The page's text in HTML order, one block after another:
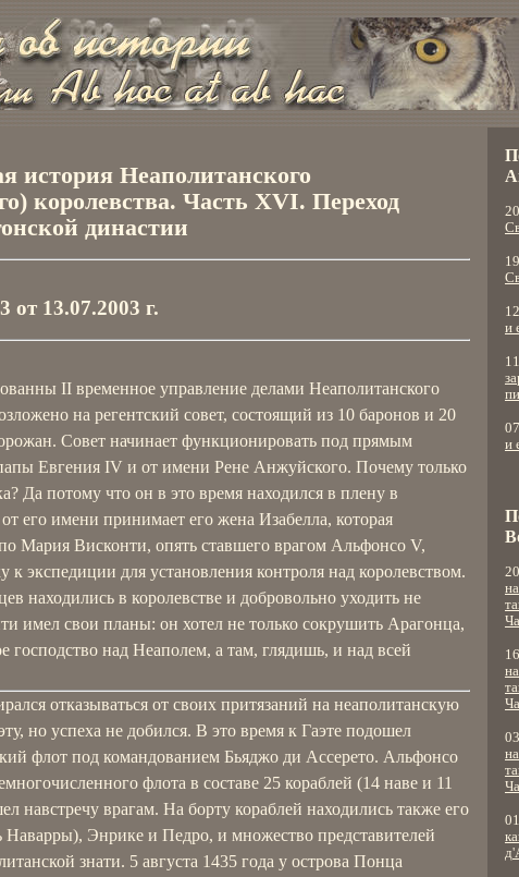
история Неаполитанского
королевства. Часть XVI. Переход
династии
13.07.2003 г.
II временное управление делами Неаполитанского
на регентский совет, состоящий из 10 баронов и 20
Совет начинает функционировать под прямым
Евгения IV и от имени Рене Анжуйского. Почему только
Да потому что он в это время находился в плену в
его имени принимает его жена Изабелла, которая
Мария Висконти, опять ставшего врагом Альфонсо V,
к экспедиции для установления контроля над королевством.
находились в королевстве и добровольно уходить не
имел свои планы: он хотел не только сокрушить Арагонца,
господство над Неаполем, а там, глядишь, и над всей
отказываться от своих притязаний на неаполитанскую
но успеха не добился. В это время к Гаэте подошел
флот под командованием Бьяджо ди Ассерето. Альфонсо
флота в составе 25 кораблей (14 наве и 11
навстречу врагам. На борту кораблей находились также его
Наварры), Энрике и Педро, и множество представителей
знати. 5 августа 1435 года у острова Понца
и
и